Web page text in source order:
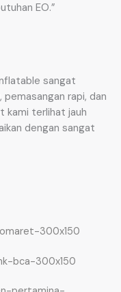
EO.”
sangat
rapi, dan
kami terlihat jauh
dengan sangat